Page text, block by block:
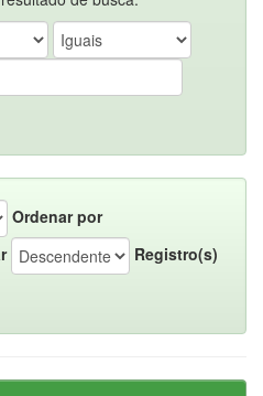
Ordenar por
Registro(s)